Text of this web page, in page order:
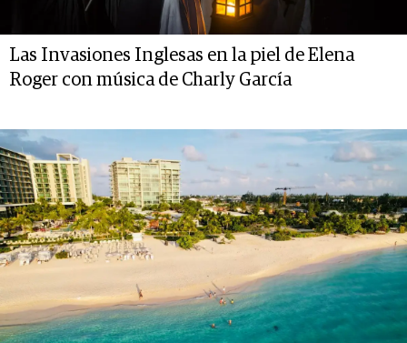
Las Invasiones Inglesas en la piel de Elena
Roger con música de Charly García